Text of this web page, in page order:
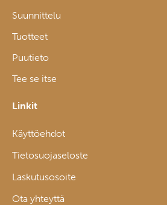
Suunnittelu
Tuotteet
Puutieto
Tee se itse
Linkit
Käyttöehdot
Tietosuojaseloste
Laskutusosoite
Ota yhteyttä